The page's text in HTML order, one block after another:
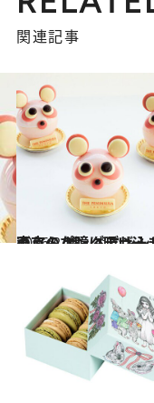
関連記事
2016.2.28
つぶらな瞳に吸い込まれそう！ ザ・ペニンシュラ東京のパンダデ
グルメ